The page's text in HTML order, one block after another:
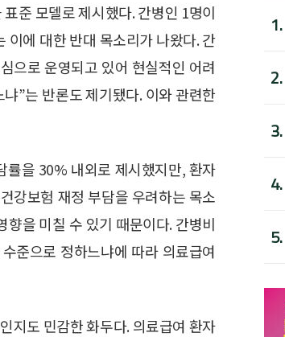
준 모델로 제시했다. 간병인 1명이
이에 대한 반대 목소리가 나왔다. 간
으로 운영되고 있어 현실적인 어려
”는 반론도 제기됐다. 이와 관련한
률을 30% 내외로 제시했지만, 환자
강보험 재정 부담을 우려하는 목소
을 미칠 수 있기 때문이다. 간병비
준으로 정하느냐에 따라 의료급여
지도 민감한 화두다. 의료급여 환자
1.
2.
3.
4.
5.